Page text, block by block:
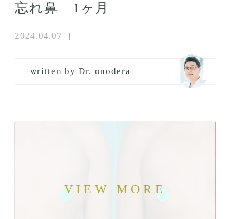
忘れ鼻 1ヶ月
2024.04.07
written by Dr. onodera